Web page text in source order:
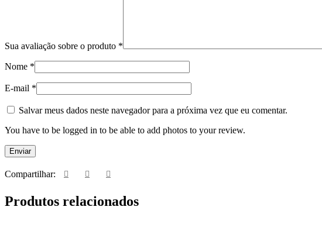
Sua avaliação sobre o produto *
Nome *
E-mail *
Salvar meus dados neste navegador para a próxima vez que eu comentar.
You have to be logged in to be able to add photos to your review.
Compartilhar:
Produtos relacionados